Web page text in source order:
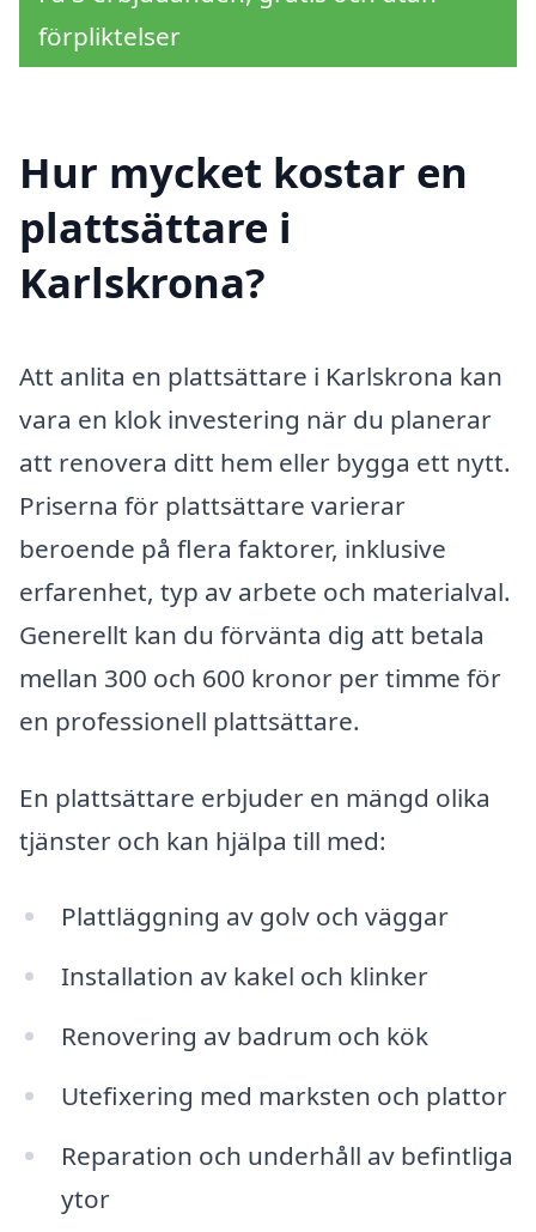
förpliktelser
Hur mycket kostar en
plattsättare i
Karlskrona?
Att anlita en plattsättare i Karlskrona kan
vara en klok investering när du planerar
att renovera ditt hem eller bygga ett nytt.
Priserna för plattsättare varierar
beroende på flera faktorer, inklusive
erfarenhet, typ av arbete och materialval.
Generellt kan du förvänta dig att betala
mellan 300 och 600 kronor per timme för
en professionell plattsättare.
En plattsättare erbjuder en mängd olika
tjänster och kan hjälpa till med:
Plattläggning av golv och väggar
Installation av kakel och klinker
Renovering av badrum och kök
Utefixering med marksten och plattor
Reparation och underhåll av befintliga
ytor